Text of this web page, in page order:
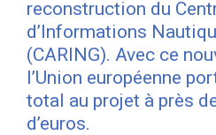
reconstruction du
d’Informations
(CARING). Avec ce
l’Union européenne
total au projet à près
d’euros.